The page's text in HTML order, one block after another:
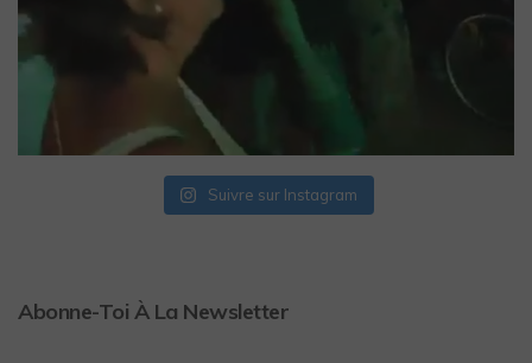
Suivre sur Instagram
Abonne-Toi À La Newsletter